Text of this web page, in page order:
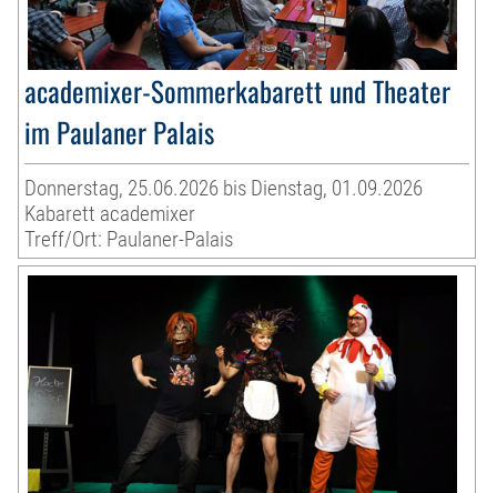
academixer-Sommerkabarett und Theater
im Paulaner Palais
Donnerstag, 25.06.2026 bis Dienstag, 01.09.2026
Kabarett academixer
Treff/Ort: Paulaner-Palais